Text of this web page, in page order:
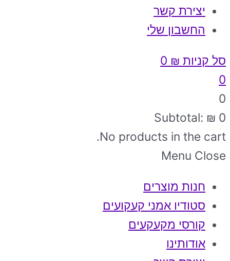
יצירת קשר
החשבון שלי
סל קניות ₪
0
0
Subtotal: ₪ 0
No products in the cart.
Menu Close
חנות מוצרים
סטודיו אמני קעקועים
קורסי מקעקעים
אודותינו